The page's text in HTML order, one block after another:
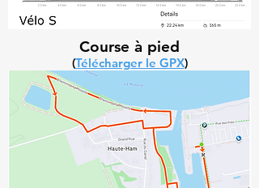
Course à pied
(Télécharger le GPX)